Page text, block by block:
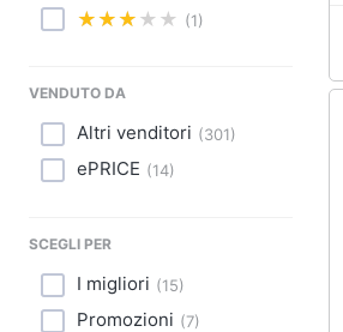
Fotografia
Abbigliamento
Sport
Animali
Motori
(1)
VENDUTO DA
Altri venditori (301)
ePRICE (14)
SCEGLI PER
I migliori (15)
Promozioni (7)